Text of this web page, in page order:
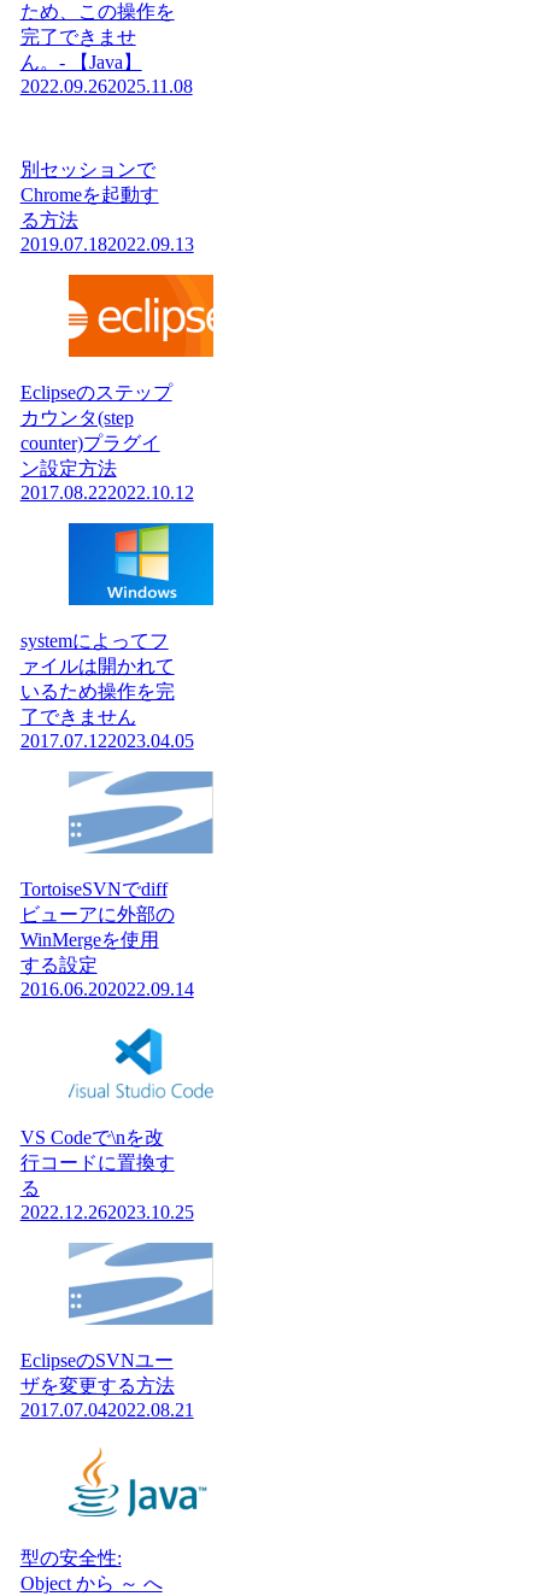
ため、この操作を
完了できませ
ん。- 【Java】
2022.09.262025.11.08
別セッションで
Chromeを起動す
る方法
2019.07.182022.09.13
Eclipseのステップ
カウンタ(step
counter)プラグイ
ン設定方法
2017.08.222022.10.12
systemによってフ
ァイルは開かれて
いるため操作を完
了できません
2017.07.122023.04.05
TortoiseSVNでdiff
ビューアに外部の
WinMergeを使用
する設定
2016.06.202022.09.14
VS Codeで\nを改
行コードに置換す
る
2022.12.262023.10.25
EclipseのSVNユー
ザを変更する方法
2017.07.042022.08.21
型の安全性:
Object から ～ へ